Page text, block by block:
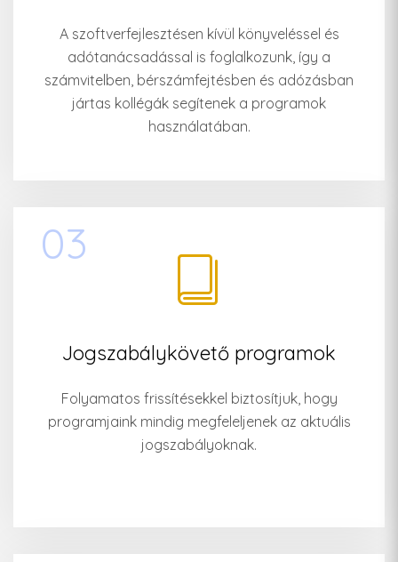
A szoftverfejlesztésen kívül könyveléssel és
adótanácsadással is foglalkozunk, így a
számvitelben, bérszámfejtésben és adózásban
jártas kollégák segítenek a programok
használatában.
03
Jogszabálykövető programok
Folyamatos frissítésekkel biztosítjuk, hogy
programjaink mindig megfeleljenek az aktuális
jogszabályoknak.